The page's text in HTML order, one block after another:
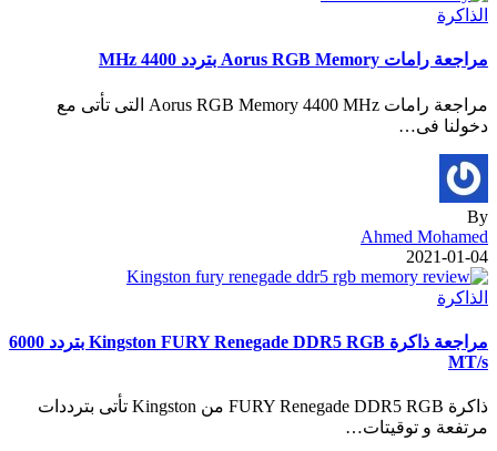
الذاكرة
مراجعة رامات Aorus RGB Memory بتردد 4400 MHz
مراجعة رامات Aorus RGB Memory 4400 MHz التى تأتى مع
دخولنا فى…
By
Ahmed Mohamed
2021-01-04
الذاكرة
مراجعة ذاكرة Kingston FURY Renegade DDR5 RGB بتردد 6000
MT/s
ذاكرة FURY Renegade DDR5 RGB من Kingston تأتى بترددات
مرتفعة و توقيتات…